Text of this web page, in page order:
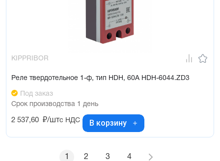
KIPPRIBOR
Реле твердотельное 1-ф, тип HDH, 60А HDH-6044.ZD3
Под заказ
Срок производства 1 день
2 537,60 ₽/штс НДС В корзину
1 2 3 4